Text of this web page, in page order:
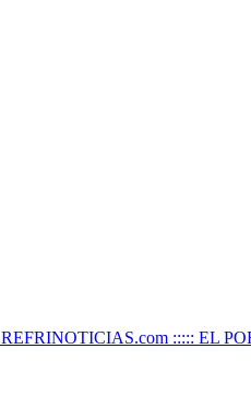
REFRINOTICIAS.com ::::: EL